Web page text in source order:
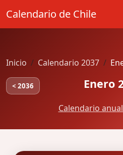
Calendario de Chile
Inicio Calendario 2037
< 2036 Enero
Calendario anual